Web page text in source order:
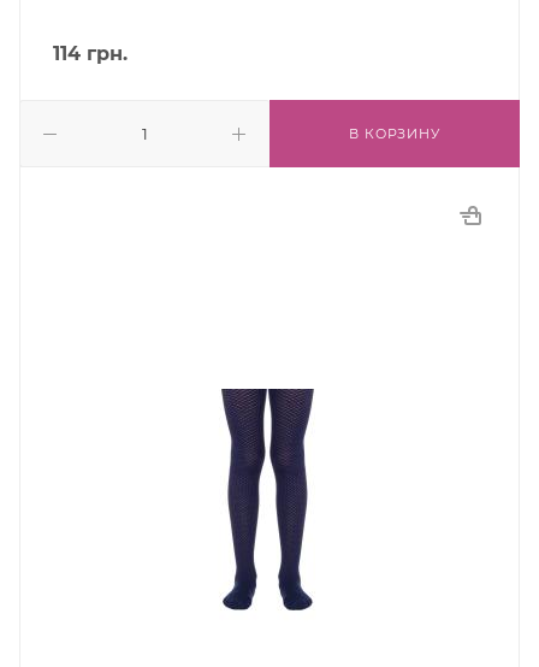
114 грн.
В КОРЗИНУ